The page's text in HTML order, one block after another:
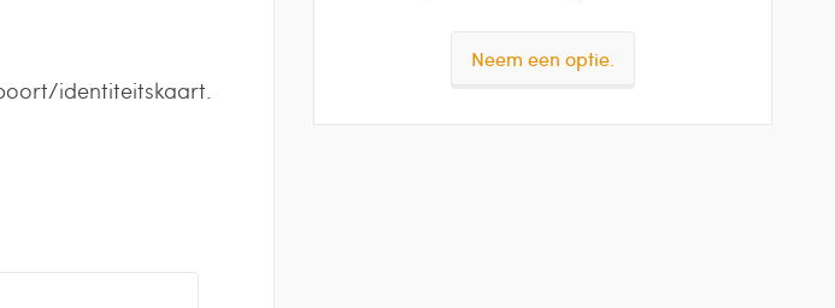
identiteitskaart.
Neem een optie.